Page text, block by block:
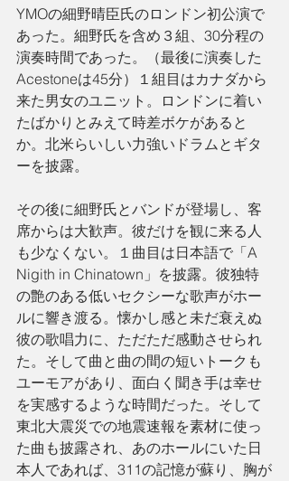
YMOの細野晴臣氏のロンドン初公演で
あった。細野氏を含め３組、30分程の
演奏時間であった。（最後に演奏した
Acestoneは45分）１組目はカナダから
来た男女のユニット。ロンドンに着い
たばかりとみえて時差ボケがあると
か。北米らいしい力強いドラムとギタ
ーを披露。
その後に細野氏とバンドが登場し、客
席からは大歓声。彼だけを観に来る人
も少なくない。１曲目は日本語で「A
Nigith in Chinatown」を披露。彼独特
の艶のある低いセクシーな歌声がホー
ルに響き渡る。懐かし感と未だ衰えぬ
彼の歌唱力に、ただただ感動させられ
た。そして曲と曲の間の短いトークも
ユーモアがあり、面白く聞き手は幸せ
を実感するような時間だった。そして
東北大震災での地震速報を素材に使っ
た曲も披露され、あのホールにいた日
本人であれば、311の記憶が蘇り、胸が